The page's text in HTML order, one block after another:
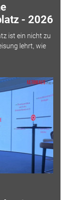
- 2026
ist ein nicht zu
lehrt, wie